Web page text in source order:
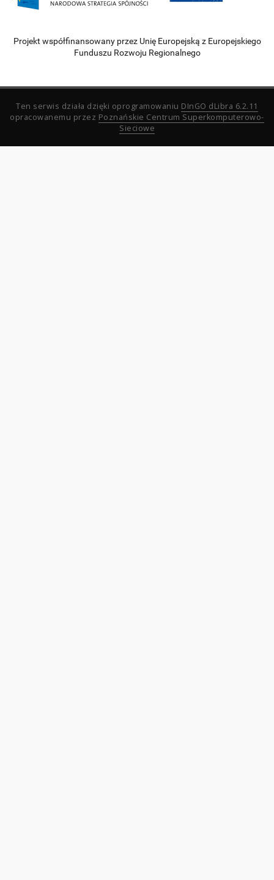
Projekt współfinansowany przez Unię Europejską z Europejskiego
Funduszu Rozwoju Regionalnego
Ten serwis działa dzięki oprogramowaniu DInGO dLibra 6.2.11
opracowanemu przez Poznańskie Centrum Superkomputerowo-
Sieciowe